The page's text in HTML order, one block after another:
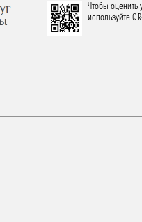
Чтобы оценить
используйте